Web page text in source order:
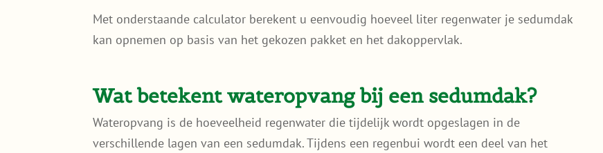
Met onderstaande calculator berekent u eenvoudig hoeveel liter regenwater je sedumdak
kan opnemen op basis van het gekozen pakket en het dakoppervlak.
Wat betekent wateropvang bij een sedumdak?
Wateropvang is de hoeveelheid regenwater die tijdelijk wordt opgeslagen in de
verschillende lagen van een sedumdak. Tijdens een regenbui wordt een deel van het